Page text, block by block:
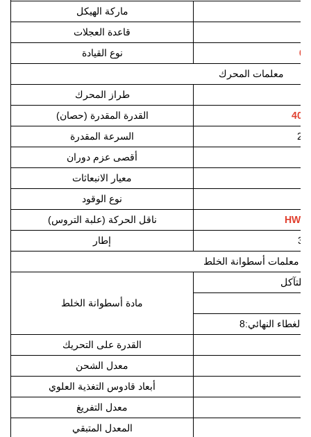
ماركة الهيكل
قاعدة العجلات
نوع القيادة
6
معلمات المحرك
طراز المحرك
القدرة المقدرة (حصان)
40
السرعة المقدرة
2
أقصى عزم دوران
معيار الانبعاثات
نوع الوقود
ناقل الحركة (علبة التروس)
إطار
معلمات أسطوانة الخلط
مادة أسطوانة الخلط
للتآكل
النهائي:8
القدرة على التحريك
معدل الشحن
أبعاد قادوس التغذية العلوي
معدل التفريغ
المعدل المتبقي